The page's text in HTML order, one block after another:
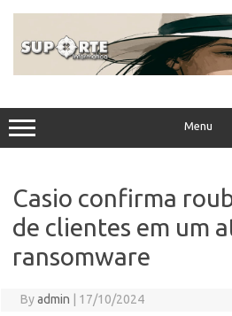
Menu
Casio confirma
de clientes em um
ransomware
Byadmin 17/10/2024